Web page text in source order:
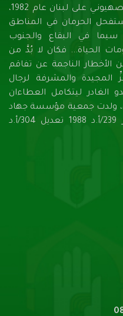
بفعل التداعيات الكبرى للعدوان الصهيونـي على لبنان عام 1982،
استفحل الحرمان في المناطق
سيما في البقاع والجنوب
الحياة... فكان لا بُدَّ من
الناجمة عن تفاقم
المجيدة والمشرفة لرجال
الغادر ليتكامل العطاءان
ولدت جمعية مؤسسة جهاد
البناء الإنمائيّة، بموجب علم وخبر 239/أ.د 1988 تعديل 304/أ.د